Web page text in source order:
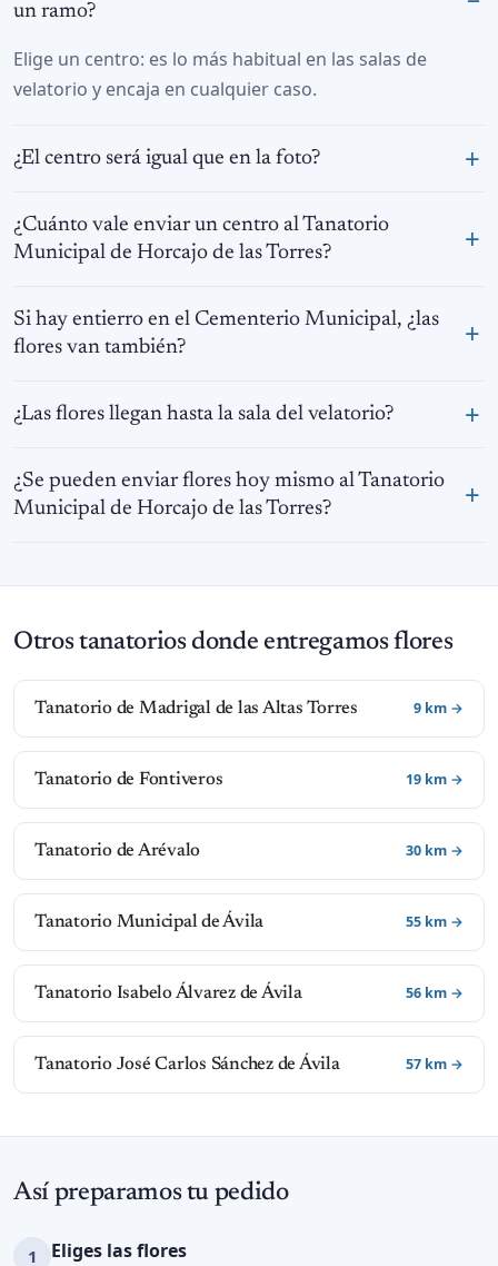
un ramo?
Elige un centro: es lo más habitual en las salas de
velatorio y encaja en cualquier caso.
¿El centro será igual que en la foto?
¿Cuánto vale enviar un centro al Tanatorio
Municipal de Horcajo de las Torres?
Si hay entierro en el Cementerio Municipal, ¿las
flores van también?
¿Las flores llegan hasta la sala del velatorio?
¿Se pueden enviar flores hoy mismo al Tanatorio
Municipal de Horcajo de las Torres?
Otros tanatorios donde entregamos flores
Tanatorio de Madrigal de las Altas Torres 9 km →
Tanatorio de Fontiveros 19 km →
Tanatorio de Arévalo 30 km →
Tanatorio Municipal de Ávila 55 km →
Tanatorio Isabelo Álvarez de Ávila 56 km →
Tanatorio José Carlos Sánchez de Ávila 57 km →
Así preparamos tu pedido
Eliges las flores